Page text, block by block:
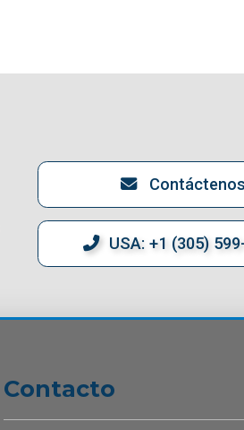
Contáctenos
USA: +1 (305)
Contacto